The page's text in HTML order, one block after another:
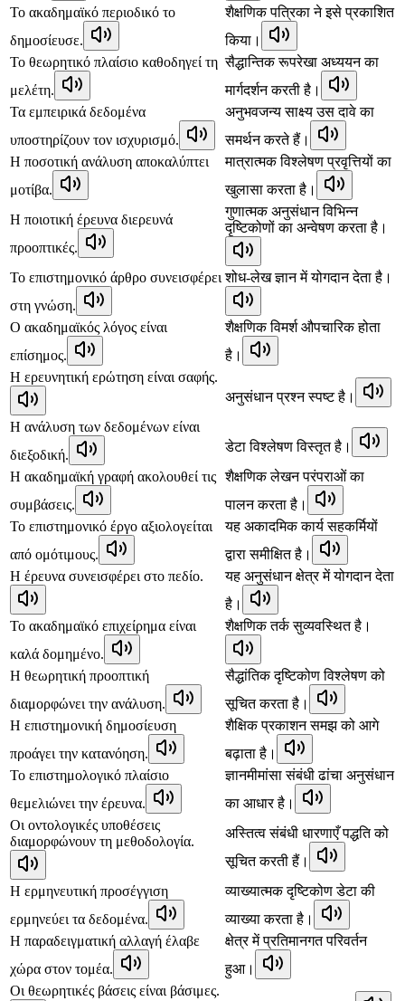
Το ακαδημαϊκό περιοδικό το
δημοσίευσε.
शैक्षणिक पत्रिका ने इसे प्रकाशित
किया।
Το θεωρητικό πλαίσιο καθοδηγεί τη
μελέτη.
सैद्धान्तिक रूपरेखा अध्ययन का
मार्गदर्शन करती है।
Τα εμπειρικά δεδομένα
υποστηρίζουν τον ισχυρισμό.
अनुभवजन्य साक्ष्य उस दावे का
समर्थन करते हैं।
Η ποσοτική ανάλυση αποκαλύπτει
μοτίβα.
मात्रात्मक विश्लेषण प्रवृत्तियों का
खुलासा करता है।
Η ποιοτική έρευνα διερευνά
προοπτικές.
गुणात्मक अनुसंधान विभिन्न
दृष्टिकोणों का अन्वेषण करता है।
Το επιστημονικό άρθρο συνεισφέρει
στη γνώση.
शोध-लेख ज्ञान में योगदान देता है।
Ο ακαδημαϊκός λόγος είναι
επίσημος.
शैक्षणिक विमर्श औपचारिक होता
है।
Η ερευνητική ερώτηση είναι σαφής.
अनुसंधान प्रश्न स्पष्ट है।
Η ανάλυση των δεδομένων είναι
διεξοδική.
डेटा विश्लेषण विस्तृत है।
Η ακαδημαϊκή γραφή ακολουθεί τις
συμβάσεις.
शैक्षणिक लेखन परंपराओं का
पालन करता है।
Το επιστημονικό έργο αξιολογείται
από ομότιμους.
यह अकादमिक कार्य सहकर्मियों
द्वारा समीक्षित है।
Η έρευνα συνεισφέρει στο πεδίο.
यह अनुसंधान क्षेत्र में योगदान देता
है।
Το ακαδημαϊκό επιχείρημα είναι
καλά δομημένο.
शैक्षणिक तर्क सुव्यवस्थित है।
Η θεωρητική προοπτική
διαμορφώνει την ανάλυση.
सैद्धांतिक दृष्टिकोण विश्लेषण को
सूचित करता है।
Η επιστημονική δημοσίευση
προάγει την κατανόηση.
शैक्षिक प्रकाशन समझ को आगे
बढ़ाता है।
Το επιστημολογικό πλαίσιο
θεμελιώνει την έρευνα.
ज्ञानमीमांसा संबंधी ढांचा अनुसंधान
का आधार है।
Οι οντολογικές υποθέσεις
διαμορφώνουν τη μεθοδολογία.
अस्तित्व संबंधी धारणाएँ पद्धति को
सूचित करती हैं।
Η ερμηνευτική προσέγγιση
ερμηνεύει τα δεδομένα.
व्याख्यात्मक दृष्टिकोण डेटा की
व्याख्या करता है।
Η παραδειγματική αλλαγή έλαβε
χώρα στον τομέα.
क्षेत्र में प्रतिमानगत परिवर्तन
हुआ।
Οι θεωρητικές βάσεις είναι βάσιμες.